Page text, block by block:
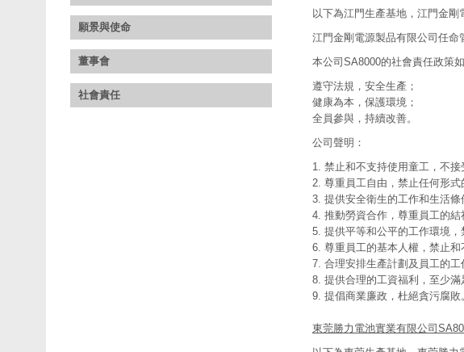
願景與使命
董事會
社會責任
以下為江門生產基地，江門金剛
江門金剛電源製品有限公司任命
本公司SA8000的社會責任政策如
遵守法規，安全生產；
健康為本，保護環境；
全員參與，持續改善。
公司聲明：
1. 禁止和不支持使用童工，不接
2. 尊重員工自由，禁止任何形式
3. 提供安全衛生的工作和生活條
4. 推動勞資合作，尊重員工的結
5. 提供平等和公平的工作環境，
6. 尊重員工的基本人權，禁止和
7. 合理安排生產計劃及員工的工
8. 提供合理的工資福利，至少滿
9. 提倡商業廉政，杜絕貪污腐敗
東莞勝力電池實業有限公司